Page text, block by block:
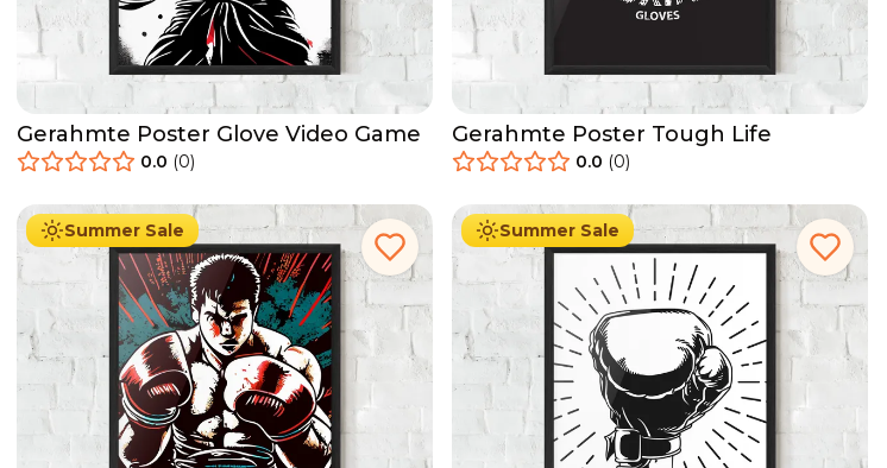
Gerahmte Poster Glove Video Game
0.0 (0)
Gerahmte Poster Tough Life
0.0 (0)
Summer Sale
Ab 49.90 € 29.90
Summer Sale
Ab 49.90 € 29.90